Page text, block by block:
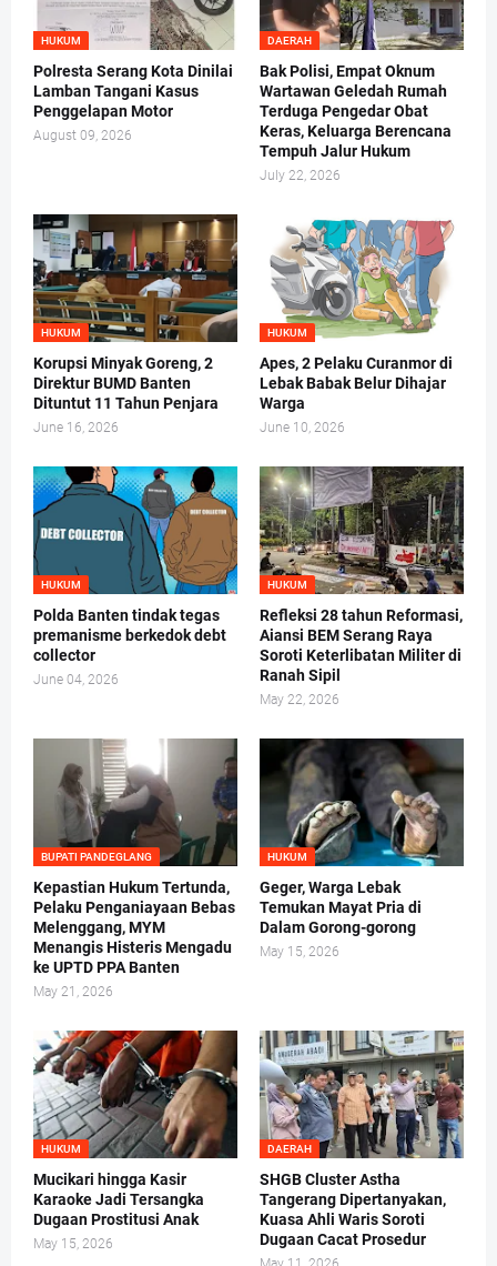
HUKUM
Polresta Serang Kota Dinilai
Lamban Tangani Kasus
Penggelapan Motor
August 09, 2026
DAERAH
Bak Polisi, Empat Oknum
Wartawan Geledah Rumah
Terduga Pengedar Obat
Keras, Keluarga Berencana
Tempuh Jalur Hukum
July 22, 2026
HUKUM
Korupsi Minyak Goreng, 2
Direktur BUMD Banten
Dituntut 11 Tahun Penjara
June 16, 2026
HUKUM
Apes, 2 Pelaku Curanmor di
Lebak Babak Belur Dihajar
Warga
June 10, 2026
HUKUM
Polda Banten tindak tegas
premanisme berkedok debt
collector
June 04, 2026
HUKUM
Refleksi 28 tahun Reformasi,
Aiansi BEM Serang Raya
Soroti Keterlibatan Militer di
Ranah Sipil
May 22, 2026
BUPATI PANDEGLANG
Kepastian Hukum Tertunda,
Pelaku Penganiayaan Bebas
Melenggang, MYM
Menangis Histeris Mengadu
ke UPTD PPA Banten
May 21, 2026
HUKUM
Geger, Warga Lebak
Temukan Mayat Pria di
Dalam Gorong-gorong
May 15, 2026
HUKUM
Mucikari hingga Kasir
Karaoke Jadi Tersangka
Dugaan Prostitusi Anak
May 15, 2026
DAERAH
SHGB Cluster Astha
Tangerang Dipertanyakan,
Kuasa Ahli Waris Soroti
Dugaan Cacat Prosedur